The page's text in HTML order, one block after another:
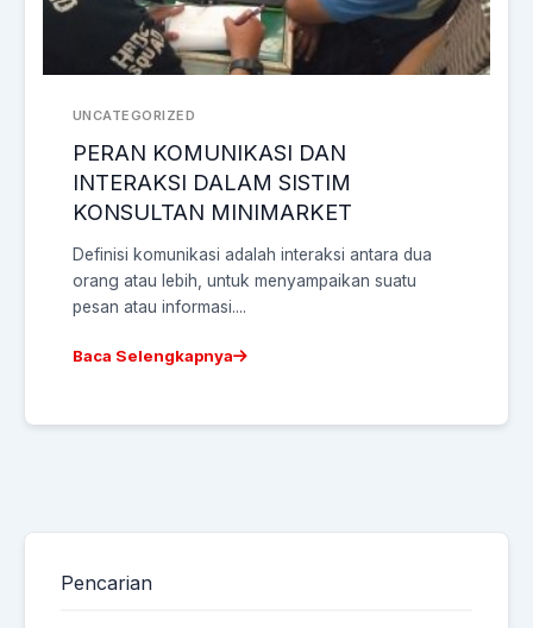
UNCATEGORIZED
PERAN KOMUNIKASI DAN
INTERAKSI DALAM SISTIM
KONSULTAN MINIMARKET
Definisi komunikasi adalah interaksi antara dua
orang atau lebih, untuk menyampaikan suatu
pesan atau informasi....
Baca Selengkapnya
Pencarian